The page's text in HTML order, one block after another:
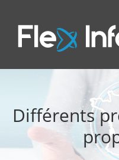
Différents